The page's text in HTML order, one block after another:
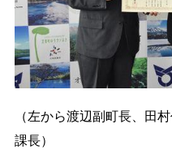
（左から渡辺副町長、田
課長）